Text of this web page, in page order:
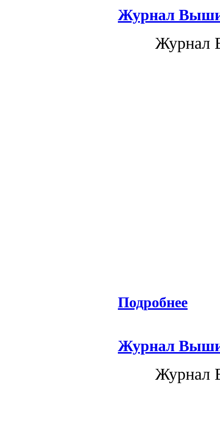
Журнал
Журнал
Подробнее
Журнал
Журнал